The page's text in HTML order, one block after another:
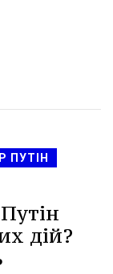
ПУТІН
дій?